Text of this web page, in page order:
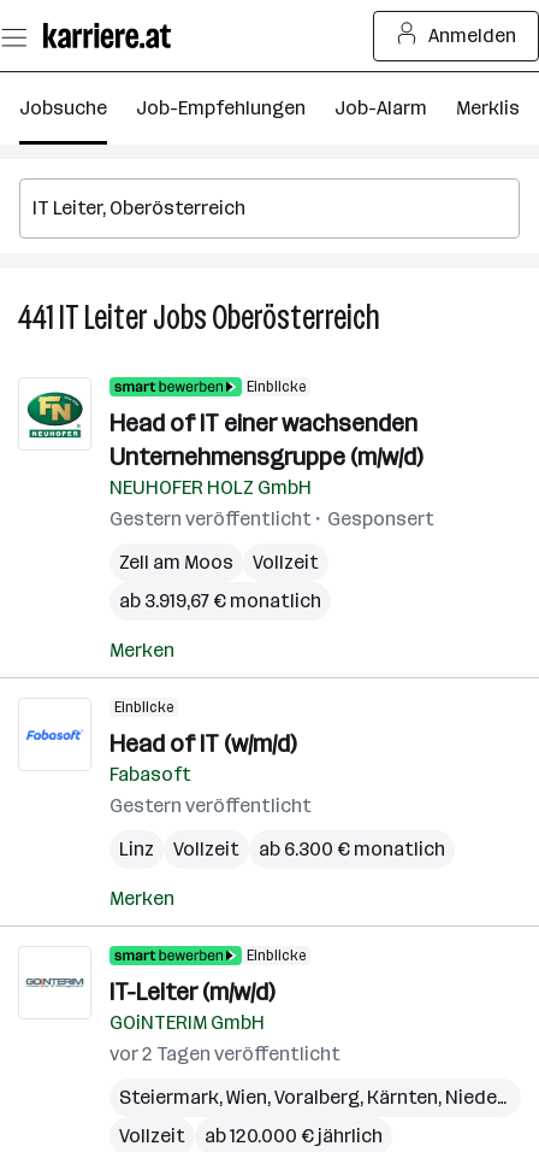
Seiteninhalt
springen
Anmelden
Jobsuche Job-Empfehlungen Job-Alarm Merkliste
441IT LeiterJobsOberösterreich
in
Oberösterreich
Einblicke
Head of IT einer wachsenden
Unternehmensgruppe (m/w/d)
NEUHOFER HOLZ GmbH
Gestern veröffentlicht
Gesponsert
Zell am Moos
Vollzeit
ab 3.919,67 € monatlich
Merken
Einblicke
Head of IT (w/m/d)
Fabasoft
Gestern veröffentlicht
Linz
Vollzeit ab 6.300 € monatlich
Merken
Einblicke
IT-Leiter (m/w/d)
GOiNTERIM GmbH
vor 2 Tagen veröffentlicht
Steiermark,Wien,Voralberg, Kärnten, Niederösterreich
Vollzeit
ab 120.000 € jährlich